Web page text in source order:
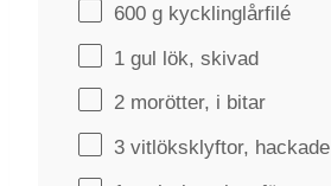
600 g kycklinglårfilé
1 gul lök, skivad
2 morötter, i bitar
3 vitlöksklyftor, hackade